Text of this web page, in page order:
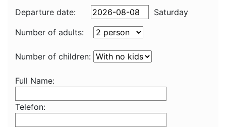
Departure date:
Saturday
Number of adults:
Number of children:
Full Name:
Telefon: